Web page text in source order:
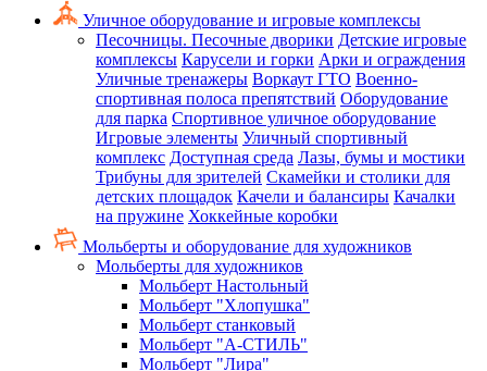
Уличное оборудование и игровые комплексы
Песочницы. Песочные дворики Детские игровые
комплексы Карусели и горки Арки и ограждения
Уличные тренажеры Воркаут ГТО Военно-
спортивная полоса препятствий Оборудование
для парка Спортивное уличное оборудование
Игровые элементы Уличный спортивный
комплекс Доступная среда Лазы, бумы и мостики
Трибуны для зрителей Скамейки и столики для
детских площадок Качели и балансиры Качалки
на пружине Хоккейные коробки
Мольберты и оборудование для художников
Мольберты для художников
Мольберт Настольный
Мольберт "Хлопушка"
Мольберт станковый
Мольберт "А-СТИЛЬ"
Мольберт "Лира"